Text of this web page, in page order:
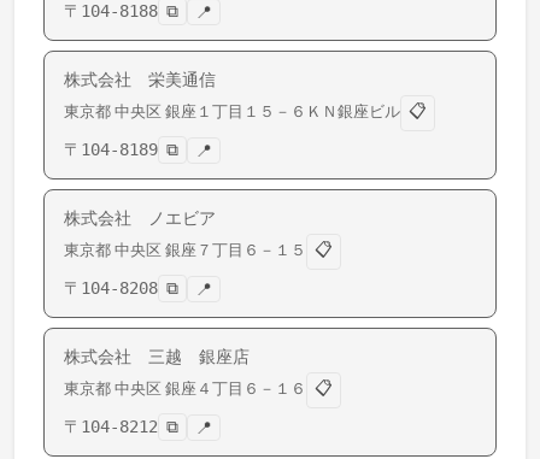
〒 104-8188 ⧉ 📍
株式会社 栄美通信
東京都 中央区 銀座 １丁目１５－６ＫＮ銀座ビル 📋
〒 104-8189 ⧉ 📍
株式会社 ノエビア
東京都 中央区 銀座 ７丁目６－１５
📋
〒 104-8208 ⧉ 📍
株式会社 三越 銀座店
東京都 中央区 銀座 ４丁目６－１６
📋
〒 104-8212 ⧉ 📍